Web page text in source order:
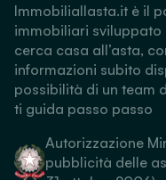
Immobiliallasta.it è il
immobiliari sviluppato
cerca casa all’asta,
informazioni subito
possibilità di un team
ti guida passo passo
Autorizzazione
pubblicità delle